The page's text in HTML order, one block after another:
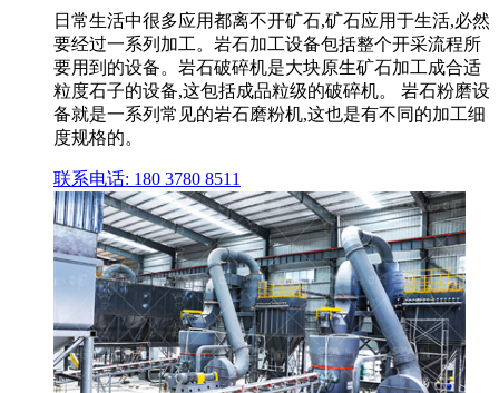
日常生活中很多应用都离不开矿石,矿石应用于生活,必然
要经过一系列加工。岩石加工设备包括整个开采流程所
要用到的设备。岩石破碎机是大块原生矿石加工成合适
粒度石子的设备,这包括成品粒级的破碎机。 岩石粉磨设
备就是一系列常见的岩石磨粉机,这也是有不同的加工细
度规格的。
联系电话: 180 3780 8511